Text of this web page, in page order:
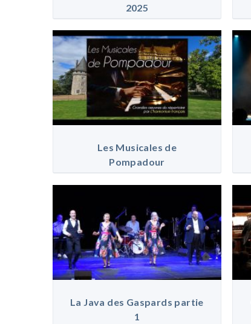
2025
Les Musicales de
Pompadour
La Java des Gaspards partie
1